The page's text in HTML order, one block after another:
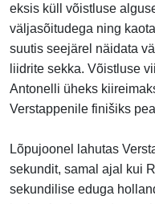
eksis küll võistluse
väljasõitudega ning
suutis seejärel näidata
liidrite sekka. Võistluse
Antonelli üheks
Verstappenile finišiks
Lõpujoonel lahutas
sekundit, samal ajal kui
sekundilise eduga